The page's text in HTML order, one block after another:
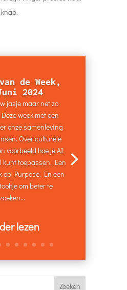
de Week,
2024
jasje maar net zo
week met een
onze samenleving
Over culturele
voorbeeld hoe je AI
kunt toepassen. Een
op Purpose. En een
om beter te
zoeken...
lezen